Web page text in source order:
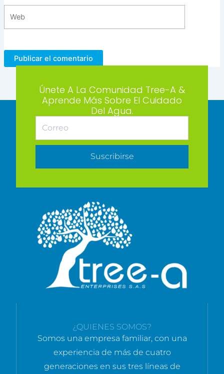
Únete A La Comunidad Tree-A &
Aprende Más Sobre El Cuidado
Del Agua.
Suscribirse
¿QUIENES SOMOS?
Somos una empresa familiar, con una
experiencia de más de cuatro
generaciones en sus tres líneas de